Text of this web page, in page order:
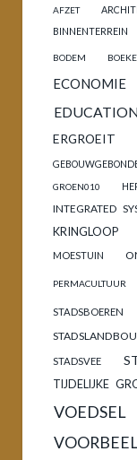
AFZET
BINNENTERREIN
BODEM
ECONOMIE
ERGROEIT
GROEN010
INTEGRATED
KRINGLOOP
MOESTUIN
PERMACULTUUR
STADSBOEREN
STADSVEE
TIJDELIJKE
VOEDSEL